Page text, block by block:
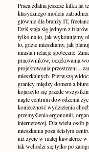
Praca zdalna jeszcze kilka lat
klasycznego modelu
głównie dla branży IT,
Dziś stała się jednym z
tylko na to, jak wykonujemy
to, gdzie mieszkamy, jak
miasta i relacje społeczne.
pracowników, oczekiwania
projektowania przestrzeni –
mieszkalnych. Pierwszą
granicy między domem a
kojarzyło się przede
nagle centrum dowodzenia
konieczność wydzielenia
przemyślenia ergonomii,
internetowej. Dla wielu osób
mieszkania poza ścisłym
niż życie w małej kawalerce
tak wchodzi się tylko po